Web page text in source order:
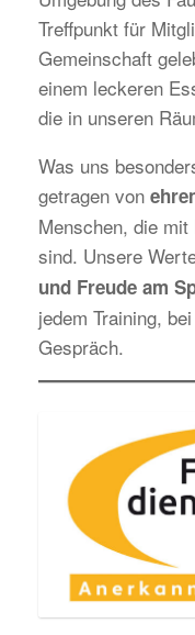
Treffpunkt für
Gemeinschaft
einem leckeren
die in unseren
Was uns
getragen von
Menschen, die
sind. Unsere
und Freude am
jedem Training,
Gespräch.